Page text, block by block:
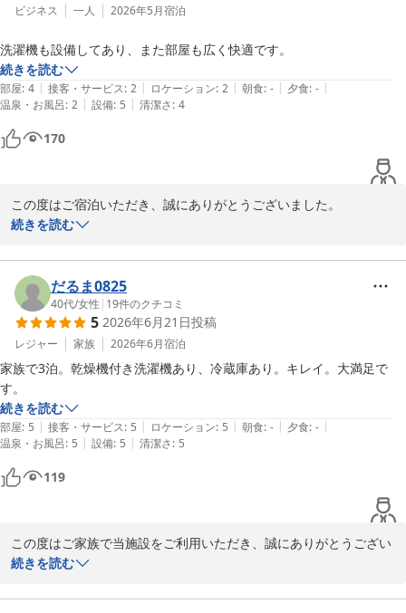
ビジネス 一人 2026年5月宿泊
洗濯機も設備してあり、また部屋も広く快適です。
続きを読む
部屋: 4 | 接客・サービス: 2 | ロケーション: 2 | 朝食: - | 夕食: - |
温泉・お風呂: 2 | 設備: 5 | 清潔さ: 4
170
この度はご宿泊いただき、誠にありがとうございました。
こと、大変嬉しく拝見いたしました。
洗濯機も便利にご利用いただけたようで何よりでございます。
長期滞在やご家族でのご利用でも、快適にお過ごしいただける空間
づくりを心がけております。
これからも皆様に安心してご滞在いただける施設を目指して努めて
まいります。
ぜひまた機会がございましたら、ご利用くださいませ。
Ｖａｃａｔｉｏｎ Ｒｅｎｔａｌ Ｈｏｔｅｌ 天文館
続きを読む
だるま0825
40代/女性 | 19件のクチコミ
5 2026年6月21日投稿
レジャー 家族 2026年6月宿泊
家族で3泊。乾燥機付き洗濯機あり、冷蔵庫あり。キレイ。大満足で
す。
続きを読む
部屋: 5 | 接客・サービス: 5 | ロケーション: 5 | 朝食: - | 夕食: - |
温泉・お風呂: 5 | 設備: 5 | 清潔さ: 5
119
この度はご家族で当施設をご利用いただき、誠にありがとうござい
ました。
3泊のご滞在を快適にお過ごしいただき、お部屋の設備や清潔さに
続きを読む